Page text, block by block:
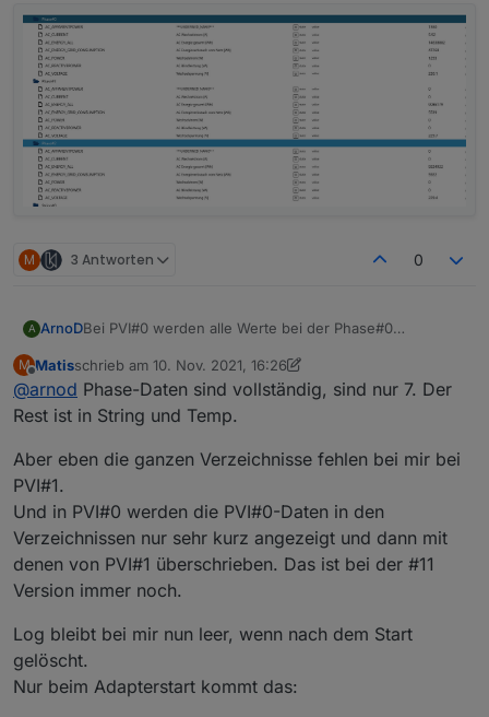
M 3 Antworten 0
A ArnoDBei PVI#0 werden alle Werte bei der Phase#0
M
Offline
Matisschrieb am 10. Nov. 2021, 16:26
zuletzt editiert von Matis11. Okt. 2021, 17:51
@arnod Phase-Daten sind vollständig, sind nur 7. Der
Rest ist in String und Temp.
Aber eben die ganzen Verzeichnisse fehlen bei mir bei
PVI#1.
Und in PVI#0 werden die PVI#0-Daten in den
Verzeichnissen nur sehr kurz angezeigt und dann mit
denen von PVI#1 überschrieben. Das ist bei der #11
Version immer noch.
Log bleibt bei mir nun leer, wenn nach dem Start
gelöscht.
Nur beim Adapterstart kommt das: